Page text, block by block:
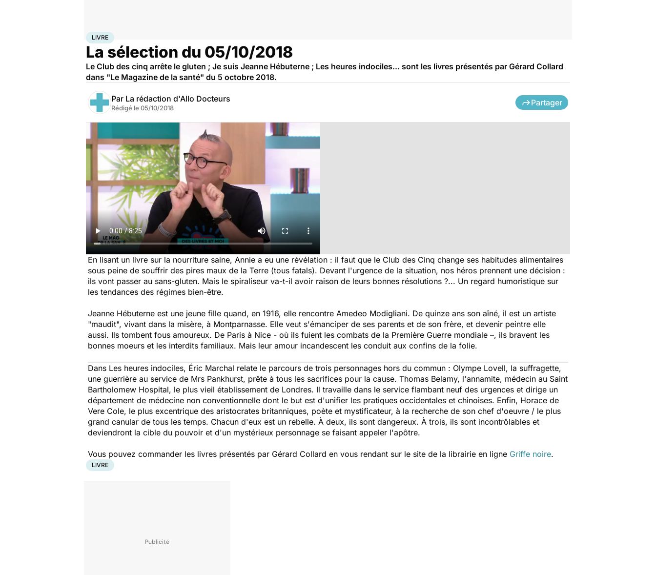
AccueilSanté
LIVRE
La sélection du 05/10/2018
Le Club des cinq arrête le gluten ; Je suis Jeanne Hébuterne ; Les heures indociles... sont les livres présentés par Gérard Collard
dans "Le Magazine de la santé" du 5 octobre 2018.
Par La rédaction d'Allo Docteurs
Rédigé le 05/10/2018
Partager
En lisant un livre sur la nourriture saine, Annie a eu une révélation : il faut que le Club des Cinq change ses habitudes alimentaires
sous peine de souffrir des pires maux de la Terre (tous fatals). Devant l'urgence de la situation, nos héros prennent une décision :
ils vont passer au sans-gluten. Mais le spiraliseur va-t-il avoir raison de leurs bonnes résolutions ?... Un regard humoristique sur
les tendances des régimes bien-être.
Jeanne Hébuterne est une jeune fille quand, en 1916, elle rencontre Amedeo Modigliani. De quinze ans son aîné, il est un artiste
"maudit", vivant dans la misère, à Montparnasse. Elle veut s'émanciper de ses parents et de son frère, et devenir peintre elle
aussi. Ils tombent fous amoureux. De Paris à Nice - où ils fuient les combats de la Première Guerre mondiale –, ils bravent les
bonnes moeurs et les interdits familiaux. Mais leur amour incandescent les conduit aux confins de la folie.
Dans Les heures indociles, Éric Marchal relate le parcours de trois personnages hors du commun : Olympe Lovell, la suffragette,
une guerrière au service de Mrs Pankhurst, prête à tous les sacrifices pour la cause. Thomas Belamy, l'annamite, médecin au Saint
Bartholomew Hospital, le plus vieil établissement de Londres. Il travaille dans le service flambant neuf des urgences et dirige un
département de médecine non conventionnelle dont le but est d'unifier les pratiques occidentales et chinoises. Enfin, Horace de
Vere Cole, le plus excentrique des aristocrates britanniques, poète et mystificateur, à la recherche de son chef d'oeuvre / le plus
grand canular de tous les temps. Chacun d'eux est un rebelle. À deux, ils sont dangereux. À trois, ils sont incontrôlables et
deviendront la cible du pouvoir et d'un mystérieux personnage se faisant appeler l'apôtre.
Vous pouvez commander les livres présentés par Gérard Collard en vous rendant sur le site de la librairie en ligne Griffe noire.
LIVRE